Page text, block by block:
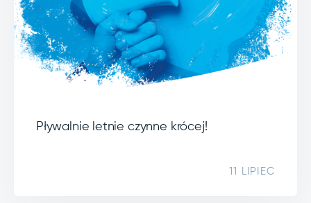
Pływalnie letnie czynne krócej!
11 LIPIEC